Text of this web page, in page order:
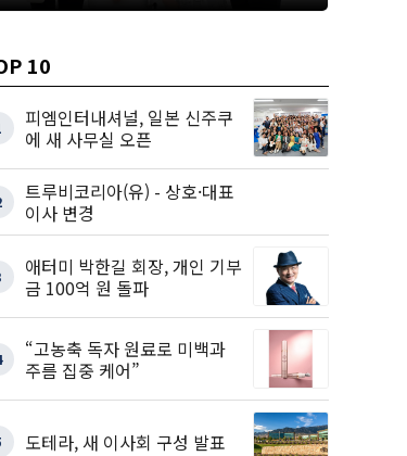
10
피엠인터내셔널, 일본 신주쿠
에 새 사무실 오픈
트루비코리아(유) - 상호·대표
이사 변경
애터미 박한길 회장, 개인 기부
금 100억 원 돌파
“고농축 독자 원료로 미백과
주름 집중 케어”
도테라, 새 이사회 구성 발표